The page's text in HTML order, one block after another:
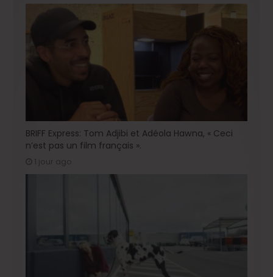
BRIFF Express: Tom Adjibi et Adéola Hawna, « Ceci
n’est pas un film français ».
1 jour ago